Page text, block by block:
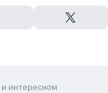
интересном